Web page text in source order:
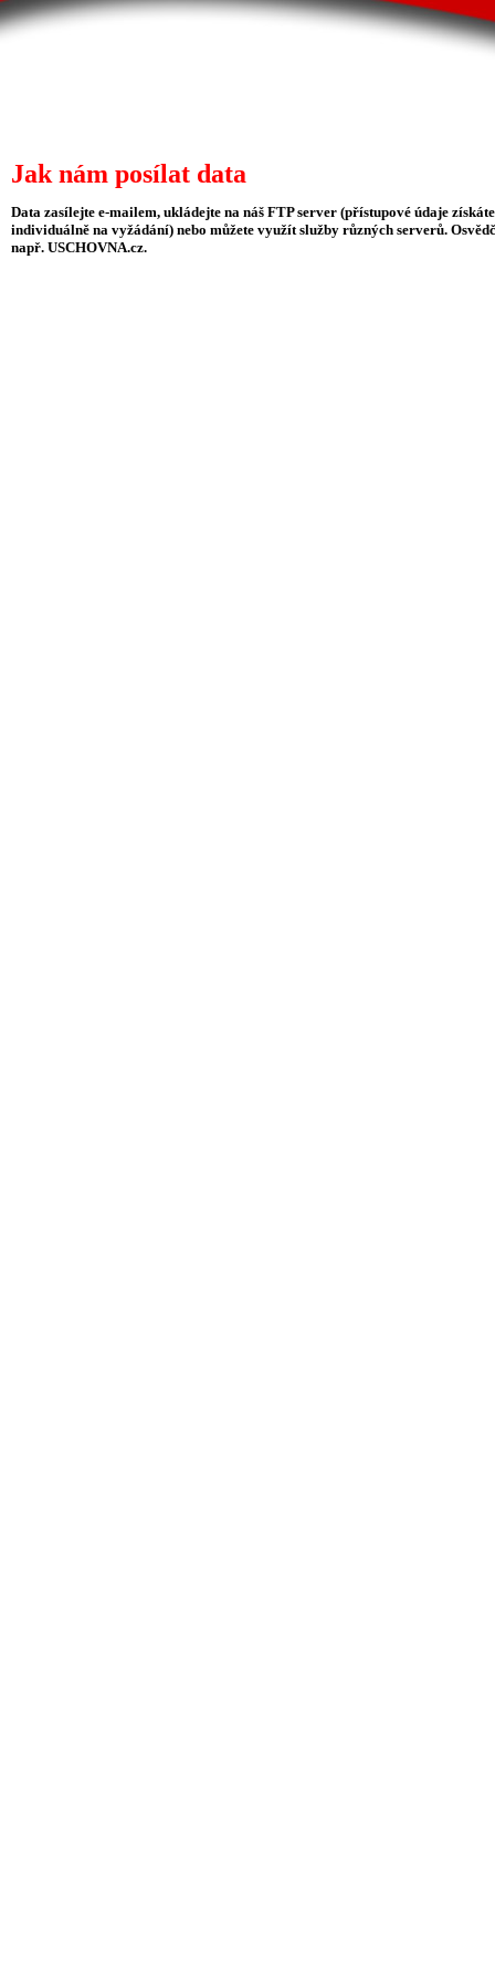
Jak nám posílat data
Data zasílejte e-mailem, ukládejte na náš FTP server (přístupové údaje získáte
individuálně na vyžádání) nebo můžete využít služby různých serverů.
např. USCHOVNA.cz.